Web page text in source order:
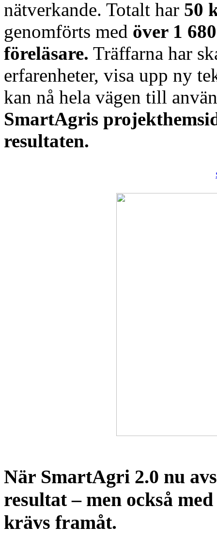
nätverkande. Totalt har 50
genomförts med över 1
föreläsare. Träffarna har
erfarenheter, visa upp ny
kan nå hela vägen till
SmartAgris
resultaten.
När SmartAgri 2.0 nu
resultat – men också
krävs framåt.